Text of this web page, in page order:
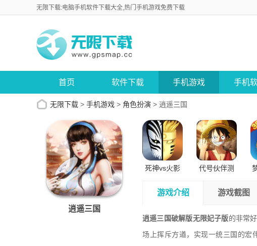
无限下载:电脑手机软件下载大全,热门手机游戏免费下载
首页 软件下载 手机游戏 手机
无限下载 > 手机游戏 > 角色扮演 > 逍遥三国
逍遥三国
死神vs火影
代号伙伴测
游戏介绍 游戏截图
逍遥三国破解版无限妃子版的非常
场上挥斥方遒，实现一统三国的宏